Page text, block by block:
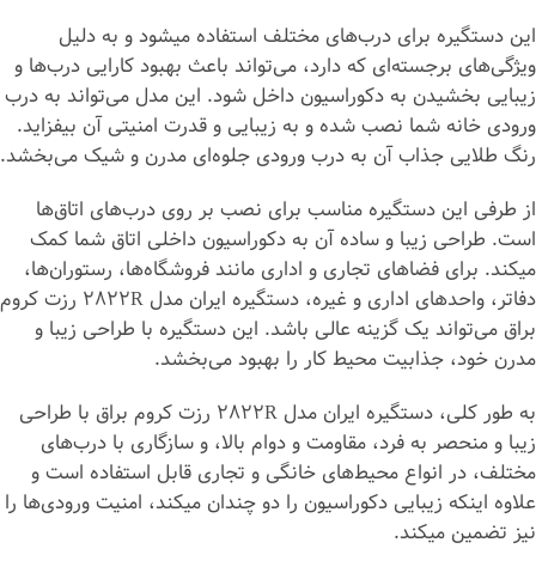
این دستگیره برای درب‌های مختلف استفاده می‎شود و به دلیل
ویژگی‌های برجسته‌ای که دارد، می‌تواند باعث بهبود کارایی درب‌ها و
زیبایی بخشیدن به دکوراسیون داخل شود. این مدل می‌تواند به درب
ورودی خانه شما نصب شده و به زیبایی و قدرت امنیتی آن بیفزاید.
رنگ طلایی جذاب آن به درب ورودی جلوه‌ای مدرن و شیک می‌بخشد.
از طرفی این دستگیره مناسب برای نصب بر روی درب‌های اتاق‌ها
است. طراحی زیبا و ساده آن به دکوراسیون داخلی اتاق شما کمک
می‎کند. برای فضاهای تجاری و اداری مانند فروشگاه‌ها، رستوران‌ها،
دفاتر، واحدهای اداری و غیره، دستگیره ایران مدل 2822R رزت کروم
براق می‌تواند یک گزینه عالی باشد. این دستگیره با طراحی زیبا و
مدرن خود، جذابیت محیط کار را بهبود می‌بخشد.
به طور کلی، دستگیره ایران مدل 2822R رزت کروم براق با طراحی
زیبا و منحصر به فرد، مقاومت و دوام بالا، و سازگاری با درب‌های
مختلف، در انواع محیط‌های خانگی و تجاری قابل استفاده است و
علاوه اینکه زیبایی دکوراسیون را دو چندان می‎کند، امنیت ورودی‌ها را
نیز تضمین می‎کند.